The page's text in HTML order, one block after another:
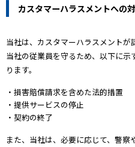
カスタマーハラスメントへの
当社は、カスタマーハラスメント
当社の従業員を守るため、以下に
ります。
・損害賠償請求を含めた法的措置
・提供サービスの停止
・契約の終了
また、当社は、必要に応じて、警